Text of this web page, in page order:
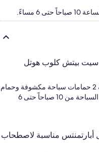
6 مساءً.
بيتش كلوب هوتل
نعم، يتوفر في هذه المنشأة الفندقية 2 حمامات سباحة مكشوفة وحمام
سباحة للأطفال.يُتاح استخدام حمام السباحة من 10 صباحاً حتى 6
مناسبة لاصطحاب